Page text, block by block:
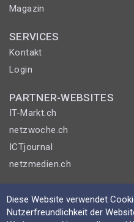
Magazin
SERVICES
Kontakt
Login
PARTNER-WEBSITES
IT-Markt.ch
netzwoche.ch
ICTjournal
netzmedien.ch
Impressum
Diese Website verwendet
Nutzerfreundlichkeit der